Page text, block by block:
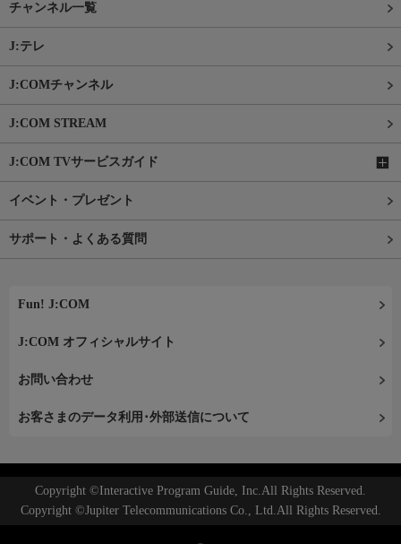
チャンネル一覧
J:テレ
J:COMチャンネル
J:COM STREAM
J:COM TVサービスガイド
イベント・プレゼント
サポート・よくある質問
Fun! J:COM
J:COM オフィシャルサイト
お問い合わせ
お客さまのデータ利用･外部送信について
Copyright ©Interactive Program Guide, Inc.All Rights Reserved.
Copyright ©Jupiter Telecommunications Co., Ltd.All Rights Reserved.